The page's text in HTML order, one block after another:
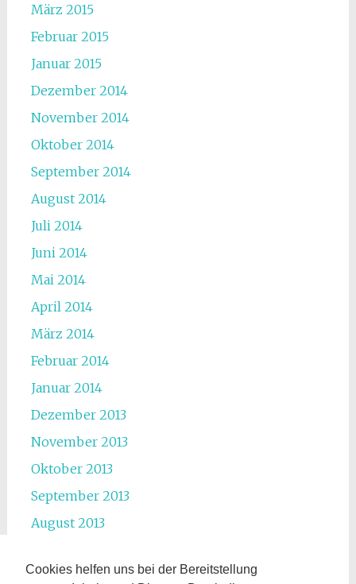
Cookies helfen uns bei der Bereitstellung
März 2015
Februar 2015
Januar 2015
Dezember 2014
November 2014
Oktober 2014
September 2014
August 2014
Juli 2014
Juni 2014
Mai 2014
April 2014
März 2014
Februar 2014
Januar 2014
Dezember 2013
November 2013
Oktober 2013
September 2013
August 2013
Juni 2013